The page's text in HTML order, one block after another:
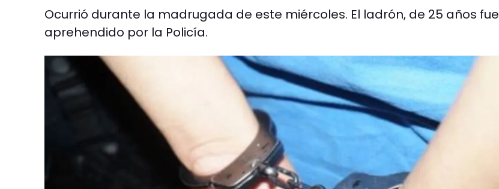
Ocurrió durante la madrugada de este miércoles. El ladrón, de 25 años fue
aprehendido por la Policía.